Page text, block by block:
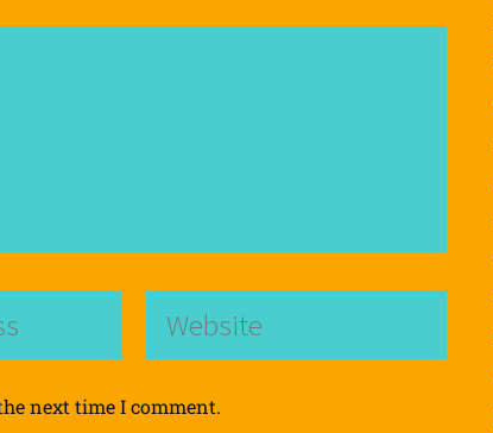
next time I comment.